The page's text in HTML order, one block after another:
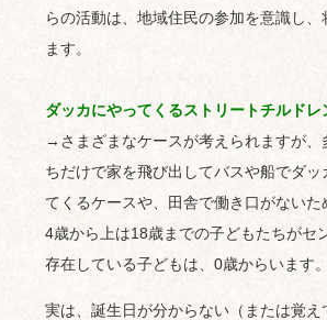
らの活動は、地域住民の参加を意識し
ます。
ダッカにやってくるストリートチルドレ
→さまざまなケースが考えられますが
ちだけで家を飛び出してバスや船でダ
てくるケースや、田舎で働き口がない
4歳から上は18歳までの子どもたちがセ
存在している子どもは、0歳からいます。
実は、誕生日が分からない（または覚